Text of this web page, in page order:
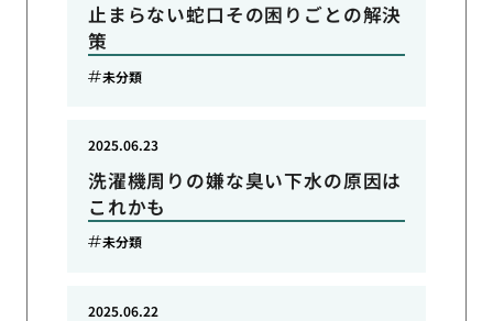
止まらない蛇口その困りごとの解決
策
未分類
洗濯機周りの嫌な臭い下水の原因は
これかも
2025.06.23
未分類
2025.06.22